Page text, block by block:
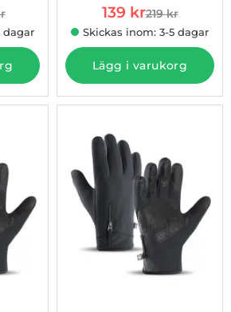
pris
dagar
rea pris
139 krtidigare pris
219 kr
Skickas inom: 3-5 dagar
Lägg i varukorg